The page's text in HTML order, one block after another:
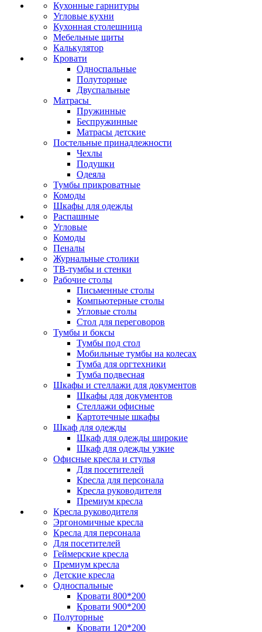
Кухонные гарнитуры
Угловые кухни
Кухонная столешница
Мебельные щиты
Калькулятор
Кровати
Односпальные
Полуторные
Двуспальные
Матрасы
Пружинные
Беспружинные
Матрасы детские
Постельные принадлежности
Чехлы
Подушки
Одеяла
Тумбы прикроватные
Комоды
Шкафы для одежды
Распашные
Угловые
Комоды
Пеналы
Журнальные столики
ТВ‑тумбы и стенки
Рабочие столы
Письменные столы
Компьютерные столы
Угловые столы
Стол для переговоров
Тумбы и боксы
Тумбы под стол
Мобильные тумбы на колесах
Тумба для оргтехники
Тумба подвесная
Шкафы и стеллажи для документов
Шкафы для документов
Стеллажи офисные
Картотечные шкафы
Шкаф для одежды
Шкаф для одежды широкие
Шкаф для одежды узкие
Офисные кресла и стулья
Для посетителей
Кресла для персонала
Кресла руководителя
Премиум кресла
Кресла руководителя
Эргономичные кресла
Кресла для персонала
Для посетителей
Геймерские кресла
Премиум кресла
Детские кресла
Односпальные
Кровати 800*200
Кровати 900*200
Полуторные
Кровати 120*200